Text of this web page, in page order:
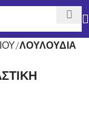
ΛΟΥΛΟΥΔΙΑ